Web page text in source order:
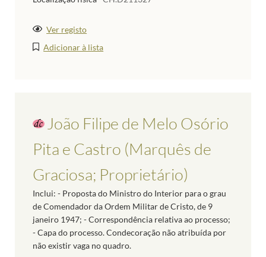
Ver registo
Adicionar à lista
João Filipe de Melo Osório
Pita e Castro (Marquês de
Graciosa; Proprietário)
Inclui: - Proposta do Ministro do Interior para o grau
de Comendador da Ordem Militar de Cristo, de 9
janeiro 1947; - Correspondência relativa ao processo;
- Capa do processo. Condecoração não atribuída por
não existir vaga no quadro.